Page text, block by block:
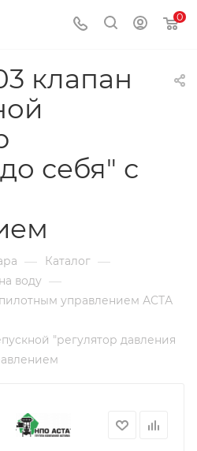
0
клапан
себя" с
— Каталог —
воду —
управлением АСТА
"регулятор давления